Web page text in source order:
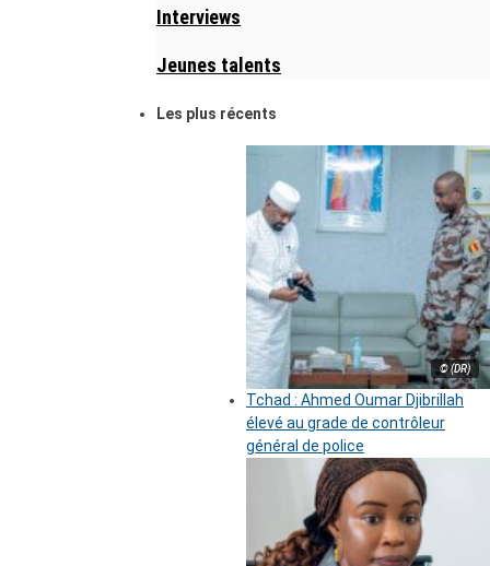
Interviews
Jeunes talents
Les plus récents
© (DR)
Tchad : Ahmed Oumar Djibrillah
élevé au grade de contrôleur
général de police